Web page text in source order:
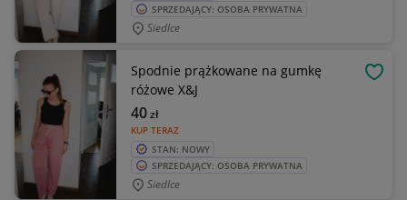
SPRZEDAJĄCY: OSOBA PRYWATNA
Siedlce
Spodnie prążkowane na gumkę
różowe X&J
KUP TERAZ
40zł
STAN: NOWY
SPRZEDAJĄCY: OSOBA PRYWATNA
Siedlce